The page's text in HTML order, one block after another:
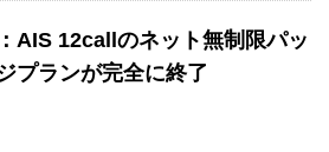
AIS 12callのネット無制限パッ
プランが完全に終了